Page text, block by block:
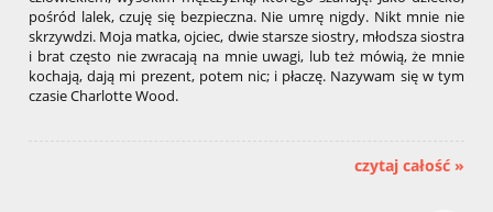
pośród lalek, czuję się bezpieczna. Nie umrę nigdy. Nikt mnie nie
skrzywdzi. Moja matka, ojciec, dwie starsze siostry, młodsza siostra
i brat często nie zwracają na mnie uwagi, lub też mówią, że mnie
kochają, dają mi prezent, potem nic; i płaczę. Nazywam się w tym
czasie Charlotte Wood.
czytaj całość »